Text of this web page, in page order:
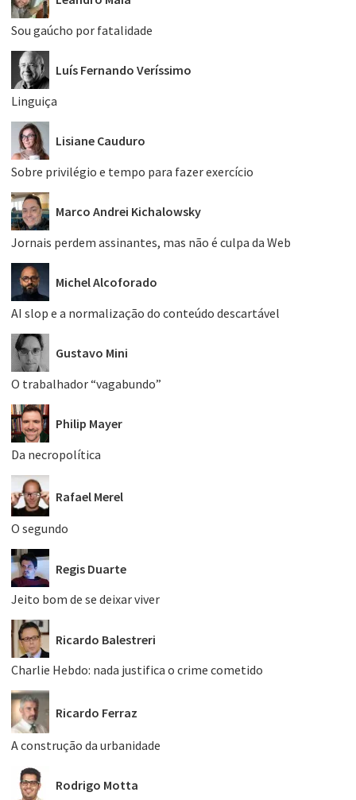
Sou gaúcho por fatalidade
Luís Fernando Veríssimo
Linguiça
Lisiane Cauduro
Sobre privilégio e tempo para fazer exercício
Marco Andrei Kichalowsky
Jornais perdem assinantes, mas não é culpa da Web
Michel Alcoforado
AI slop e a normalização do conteúdo descartável
Gustavo Mini
O trabalhador “vagabundo”
Philip Mayer
Da necropolítica
Rafael Merel
O segundo
Regis Duarte
Jeito bom de se deixar viver
Ricardo Balestreri
Charlie Hebdo: nada justifica o crime cometido
Ricardo Ferraz
A construção da urbanidade
Rodrigo Motta